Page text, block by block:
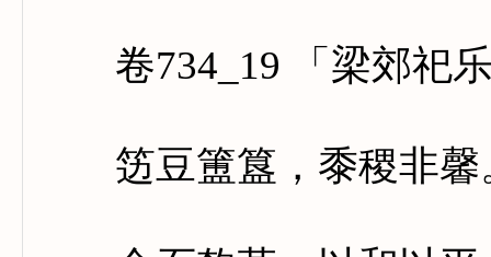
卷734_19 「梁郊祀乐
笾豆簠簋，黍稷非馨